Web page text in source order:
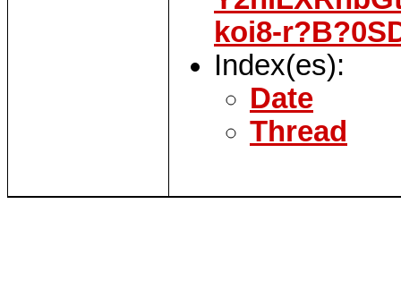
koi8-
Index(es):
Date
Thread